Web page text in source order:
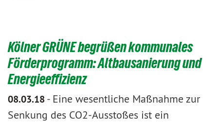
Kölner GRÜNE begrüßen kommunales
Förderprogramm: Altbausanierung und
Energieeffizienz
08.03.18- Eine wesentliche Maßnahme zur
Senkung des CO2-Ausstoßes ist ein